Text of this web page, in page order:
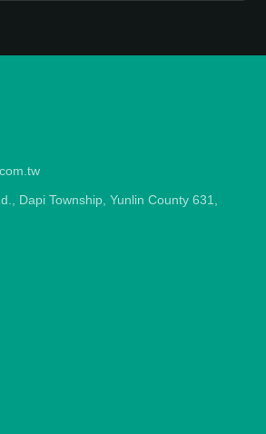
Dapi Township, Yunlin County 631,